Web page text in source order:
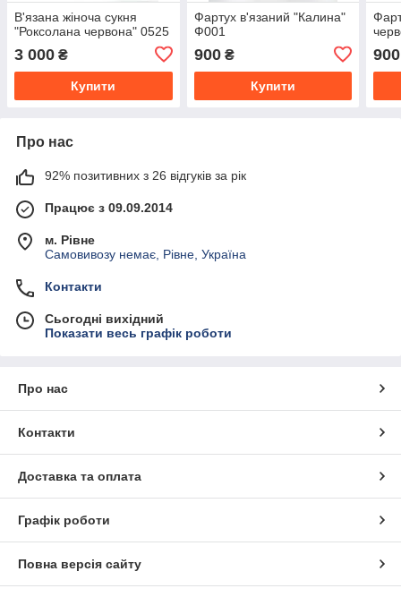
В'язана жіноча сукня
"Роксолана червона" 0525
3 000 ₴
Купити
Фартух в'язаний "Калина"
Ф001
900₴
Купити
900
Про нас
92% позитивних з 26 відгуків за рік
Працює з 09.09.2014
м. Рівне
Самовивозу немає, Рівне, Україна
Контакти
Сьогодні вихідний
Показати весь графік роботи
Про нас
Контакти
Доставка та оплата
Графік роботи
Повна версія сайту